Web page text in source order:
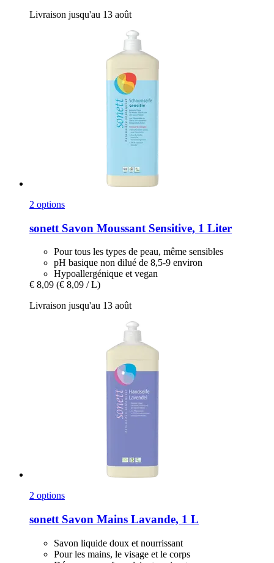
Livraison jusqu'au 13 août
2 options
sonett Savon Moussant Sensitive, 1 Liter
Pour tous les types de peau, même sensibles
pH basique non dilué de 8,5-9 environ
Hypoallergénique et vegan
€ 8,09 (€ 8,09 / L)
Livraison jusqu'au 13 août
2 options
sonett Savon Mains Lavande, 1 L
Savon liquide doux et nourrissant
Pour les mains, le visage et le corps